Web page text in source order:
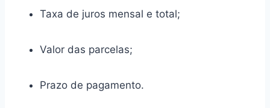
Taxa de juros mensal e total;
Valor das parcelas;
Prazo de pagamento.